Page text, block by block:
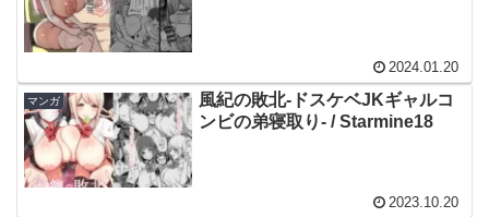
2024.01.20
マンガ
風紀の敗北-ドスケベJKギャルコ
ンビの弟寝取り- / Starmine18
2023.10.20